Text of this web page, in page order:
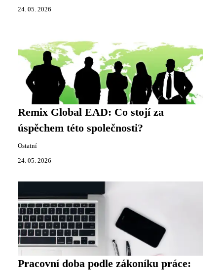
24. 05. 2026
Remix Global EAD: Co stojí za
úspěchem této společnosti?
Ostatní
24. 05. 2026
Pracovní doba podle zákoníku práce: